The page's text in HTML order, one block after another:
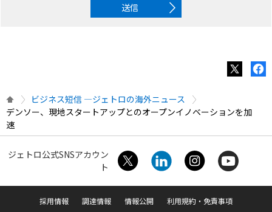
送信
ビジネス短信 ―ジェトロの海外ニュース
デンソー、現地スタートアップとのオープンイノベーションを加
速
ジェトロ公式SNSアカウン
ト
採用情報 調達情報 情報公開
利用規約・免責事項